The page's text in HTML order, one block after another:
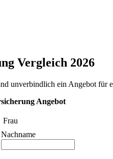
Vergleich 2026
unverbindlich ein Angebot für
Angebot
Frau
Nachname